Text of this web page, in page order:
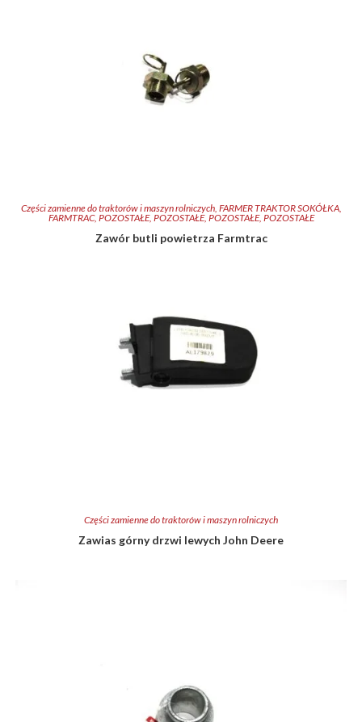
Części zamienne do traktorów i maszyn rolniczych, FARMER TRAKTOR SOKÓŁKA,
FARMTRAC, POZOSTAŁE, POZOSTAŁE, POZOSTAŁE, POZOSTAŁE
Zawór butli powietrza Farmtrac
Części zamienne do traktorów i maszyn rolniczych
Zawias górny drzwi lewych John Deere